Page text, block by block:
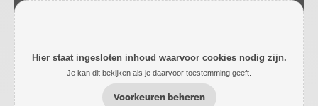
Hier staat ingesloten inhoud waarvoor cookies nodig zijn.
Je kan dit bekijken als je daarvoor toestemming geeft.
Voorkeuren beheren